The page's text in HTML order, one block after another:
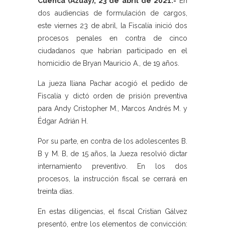
dos audiencias de formulación de cargos,
este viernes 23 de abril, la Fiscalía inició dos
procesos penales en contra de cinco
ciudadanos que habrían participado en el
homicidio de Bryan Mauricio A., de 19 años.
La jueza Iliana Pachar acogió el pedido de
Fiscalía y dictó orden de prisión preventiva
para Andy Cristopher M., Marcos Andrés M. y
Édgar Adrián H.
Por su parte, en contra de los adolescentes B.
B y M. B, de 15 años, la Jueza resolvió dictar
internamiento preventivo. En los dos
procesos, la instrucción fiscal se cerrará en
treinta días.
En estas diligencias, el fiscal Cristian Gálvez
presentó, entre los elementos de convicción: